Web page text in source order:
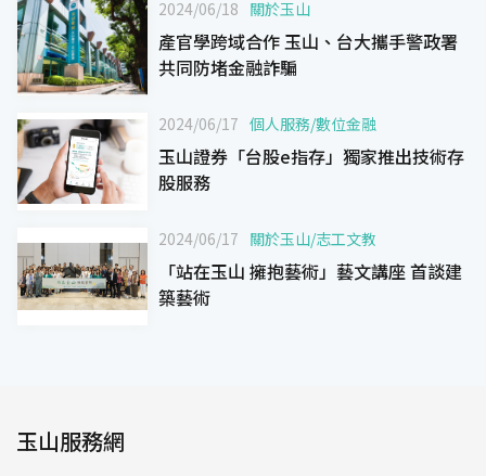
2024/06/18 關於玉山
產官學跨域合作 玉山、台大攜手警政署
共同防堵金融詐騙
2024/06/17 個人服務/數位金融
玉山證券「台股e指存」獨家推出技術存
股服務
2024/06/17 關於玉山/志工文教
「站在玉山 擁抱藝術」藝文講座 首談建
築藝術
玉山服務網